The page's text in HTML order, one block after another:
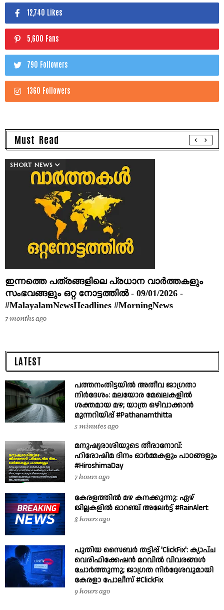
12,740 Likes
5,600 Fans
790 Followers
1360 Followers
Must Read
SHORT NEWS
ഇന്നത്തെ പത്രങ്ങളിലെ പ്രധാന വാർത്തകളും
സംഭവങ്ങളും ഒറ്റ നോട്ടത്തിൽ - 09/01/2026 -
#MalayalamNewsHeadlines #MorningNews
7 months ago
LATEST
പത്തനംതിട്ടയിൽ അതീവ ജാഗ്രതാ
നിർദേശം: മലയോര മേഖലകളിൽ
ശക്തമായ മഴ; യാത്ര ഒഴിവാക്കാൻ
മുന്നറിയിപ്പ് #Pathanamthitta
5 minutes ago
മനുഷ്യരാശിയുടെ തീരാനോവ്:
ഹിരോഷിമ ദിനം ഓർമ്മകളും പാഠങ്ങളും
#HiroshimaDay
7 hours ago
കേരളത്തിൽ മഴ കനക്കുന്നു: ഏഴ്
ജില്ലകളിൽ ഓറഞ്ച് അലേർട്ട് #RainAlert
8 hours ago
പുതിയ സൈബർ തട്ടിപ്പ് 'ClickFix': ക്യാപ്ച
വെരിഫിക്കേഷൻ മറവിൽ വിവരങ്ങൾ
ചോർത്തുന്നു; ജാഗ്രത നിർദ്ദേശവുമായി
കേരളാ പോലീസ് #ClickFix
9 hours ago